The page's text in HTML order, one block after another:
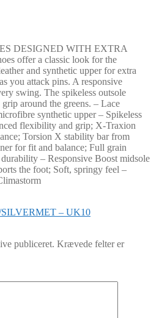
DESIGNED WITH EXTRA
offer a classic look for the
and synthetic upper for extra
you attack pins. A responsive
swing. The spikeless outsole
around the greens. – Lace
synthetic upper – Spikeless
flexibility and grip; X-Traxion
Torsion X stability bar from
for fit and balance; Full grain
– Responsive Boost midsole
the foot; Soft, springy feel –
– UK10
publiceret. Krævede felter er